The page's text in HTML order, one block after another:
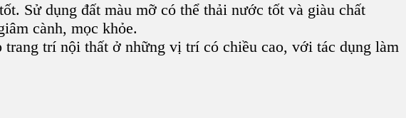
Sử dụng đất màu mỡ có thể thải nước tốt và giàu chất
cành, mọc khỏe.
trí nội thất ở những vị trí có chiều cao, với tác dụng làm